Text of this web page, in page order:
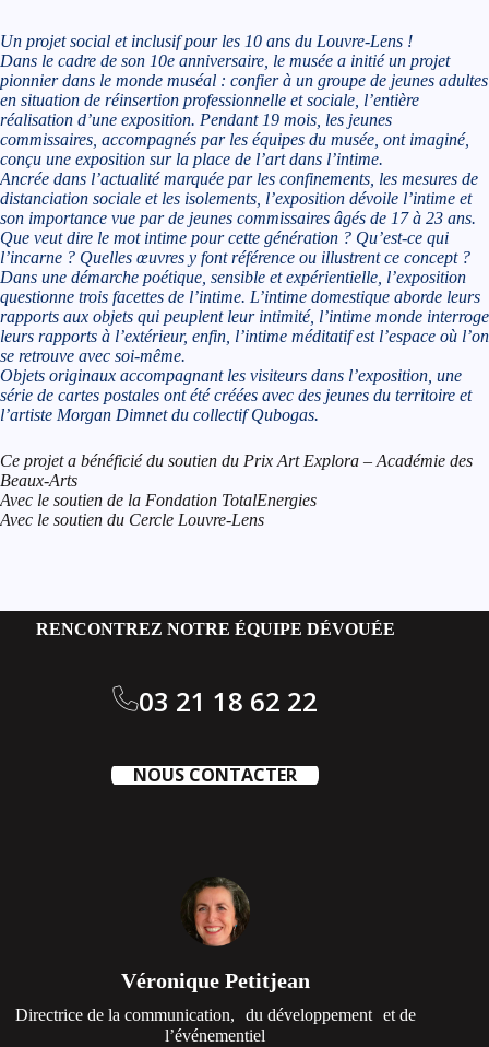
Un projet social et inclusif pour les 10 ans du Louvre-Lens !
Dans le cadre de son 10e anniversaire, le musée a initié un projet
pionnier dans le monde muséal : confier à un groupe de jeunes adultes
en situation de réinsertion professionnelle et sociale, l’entière
réalisation d’une exposition. Pendant 19 mois, les jeunes
commissaires, accompagnés par les équipes du musée, ont imaginé,
conçu une exposition sur la place de l’art dans l’intime.
Ancrée dans l’actualité marquée par les confinements, les mesures de
distanciation sociale et les isolements, l’exposition dévoile l’intime et
son importance vue par de jeunes commissaires âgés de 17 à 23 ans.
Que veut dire le mot intime pour cette génération ? Qu’est-ce qui
l’incarne ? Quelles œuvres y font référence ou illustrent ce concept ?
Dans une démarche poétique, sensible et expérientielle, l’exposition
questionne trois facettes de l’intime. L’intime domestique aborde leurs
rapports aux objets qui peuplent leur intimité, l’intime monde interroge
leurs rapports à l’extérieur, enfin, l’intime méditatif est l’espace où l’on
se retrouve avec soi-même.
Objets originaux accompagnant les visiteurs dans l’exposition, une
série de cartes postales ont été créées avec des jeunes du territoire et
l’artiste Morgan Dimnet du collectif Qubogas.
Ce projet a bénéficié du soutien du Prix Art Explora – Académie des
Beaux-Arts
Avec le soutien de la Fondation TotalEnergies
Avec le soutien du Cercle Louvre-Lens
RENCONTREZ NOTRE ÉQUIPE DÉVOUÉE
03 21 18 62 22
NOUS CONTACTER
Véronique Petitjean
Directrice de la communication, du développement et de
l’événementiel